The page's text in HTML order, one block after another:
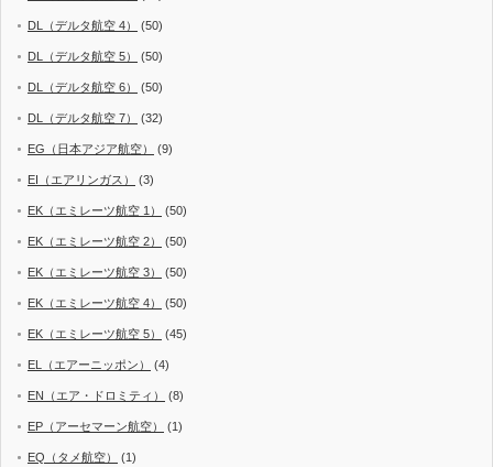
DL（デルタ航空 4） (50)
DL（デルタ航空 5） (50)
DL（デルタ航空 6） (50)
DL（デルタ航空 7） (32)
EG（日本アジア航空） (9)
EI（エアリンガス） (3)
EK（エミレーツ航空 1） (50)
EK（エミレーツ航空 2） (50)
EK（エミレーツ航空 3） (50)
EK（エミレーツ航空 4） (50)
EK（エミレーツ航空 5） (45)
EL（エアーニッポン） (4)
EN（エア・ドロミティ） (8)
EP（アーセマーン航空） (1)
EQ（タメ航空） (1)